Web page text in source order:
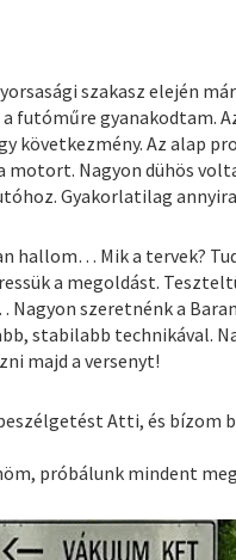
szakasz elején
futóműre gyanakodtam.
következmény. Az alap
motort. Nagyon dühös
Gyakorlatilag
hallom… Mik a tervek?
a megoldást.
szeretnénk a
stabilabb technikával.
majd a versenyt!
Atti, és bízom
próbálunk mindent